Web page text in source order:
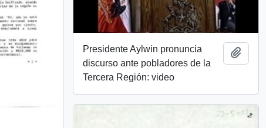
Presidente Aylwin pronuncia
discurso ante pobladores de la
Tercera Región: video